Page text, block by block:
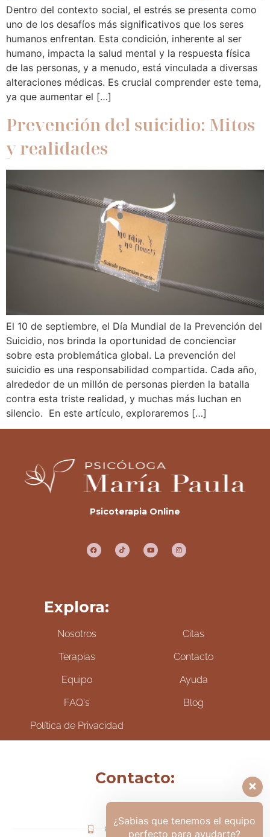
Dentro del contexto social, el estrés se presenta como
uno de los desafíos más significativos que los seres
humanos enfrentan. Esta condición, inherente al ser
humano, impacta la salud mental y la respuesta física
de las personas, y a menudo, está vinculada a diversas
alteraciones médicas. Es crucial comprender este tema,
ya que aumentar el […]
Prevención del suicidio: Mitos
y realidades
El 10 de septiembre, el Día Mundial de la Prevención del
Suicidio, nos brinda la oportunidad de concienciar
sobre esta problemática global. La prevención del
suicidio es una responsabilidad compartida. Cada año,
alrededor de un millón de personas pierden la batalla
contra esta triste realidad, y muchas más luchan en
silencio. En este artículo, exploraremos […]
Psicoterapia Online
Explora:
Nosotros
Terapias
Equipo
FAQ's
Política de Privacidad
Citas
Contacto
Ayuda
Blog
Contacto:
(+57) 317-6006425
¿Sabias que tenemos el equipo
perfecto para ayudarte?